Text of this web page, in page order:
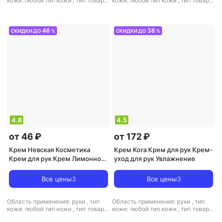
СКИДКИ ДО46 %
4.8
от 46 ₽
Крем Невская Косметика
Крем для рук Крем Лимонно-
Все цены3
Область применения: руки , тип
кожи: любой тип кожи , тип товара:
СКИДКИ ДО 38 %
4.5
от 172 ₽
Крем Kora Крем для рук Крем-
уход для рук Увлажнение
Все цены3
Область применения: руки , тип
кожи: любой тип кожи , тип товара: